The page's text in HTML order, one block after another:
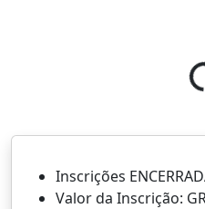
Inscrições
Valor da Inscrição: